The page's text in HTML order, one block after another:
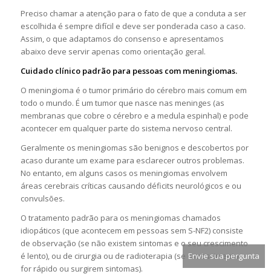
Envie sua pergunta
Preciso chamar a atenção para o fato de que a conduta a ser
escolhida é sempre difícil e deve ser ponderada caso a caso.
Assim, o que adaptamos do consenso e apresentamos
abaixo deve servir apenas como orientação geral.
Cuidado clínico padrão para pessoas com meningiomas.
O meningioma é o tumor primário do cérebro mais comum em
todo o mundo. É um tumor que nasce nas meninges (as
membranas que cobre o cérebro e a medula espinhal) e pode
acontecer em qualquer parte do sistema nervoso central.
Geralmente os meningiomas são benignos e descobertos por
acaso durante um exame para esclarecer outros problemas.
No entanto, em alguns casos os meningiomas envolvem
áreas cerebrais críticas causando déficits neurológicos e ou
convulsões.
O tratamento padrão para os meningiomas chamados
idiopáticos (que acontecem em pessoas sem S-NF2) consiste
de observação (se não existem sintomas e o seu crescimento
é lento), ou de cirurgia ou de radioterapia (se o crescimento
for rápido ou surgirem sintomas).